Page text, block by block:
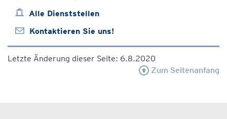
Alle Dienststellen
Kontaktieren Sie uns!
Letzte Änderung dieser Seite: 6.8.2020
Zum Seitenanfang